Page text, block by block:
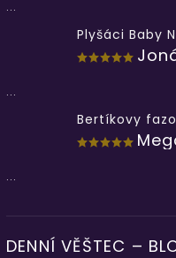
...
Plyšáci Baby
...
Bertíkovy
...
DENNÍ VĚŠTEC –